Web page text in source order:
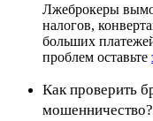
Лжеброкеры
налогов,
больших
проблем оставьте
Как проверить
мошенничество?